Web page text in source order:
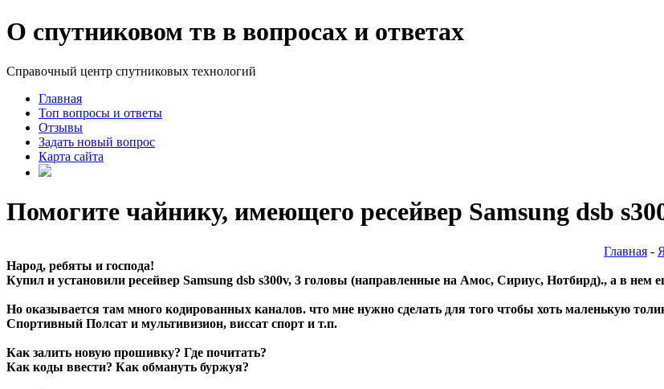
О спутниковом тв в вопросах и ответах
Справочный центр спутниковых технологий
Главная
Топ вопросы и ответы
Отзывы
Задать новый вопрос
Карта сайта
Помогите чайнику, имеющего ресейвер Samsung dsb
Главная -
Народ, ребяты и господа!
Купил и установили ресейвер Samsung dsb s300v, 3 головы (направленные на Амос, Сириус, Нотбирд)., а в нем
Но оказывается там много кодированных каналов. что мне нужно сделать для того чтобы хоть маленькую
Спортивный Полсат и мультивизион, виссат спорт и т.п.
Как залить новую прошивку? Где почитать?
Как коды ввести? Как обмануть буржуя?